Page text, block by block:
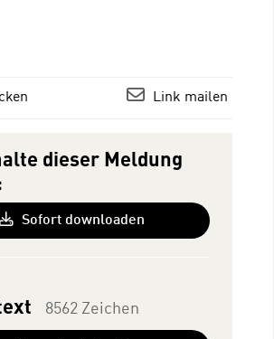
Link mailen
dieser Meldung
Sofort downloaden
8562 Zeichen